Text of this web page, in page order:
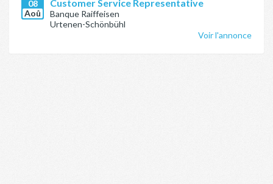
08
Aoû
Customer Service Representative
Banque Raiffeisen
Urtenen-Schönbühl
Voir l'annonce